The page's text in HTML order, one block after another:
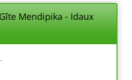
Mendipika - Idaux